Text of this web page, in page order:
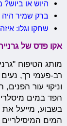
היוש או
ברק שמיר
שחקו וגלו:
אקו פדס של
מותג הטיפוח
רב-פעמי רך, נעים
וניקוי עור
הפד במים
בשבוע, מייעל את
המים